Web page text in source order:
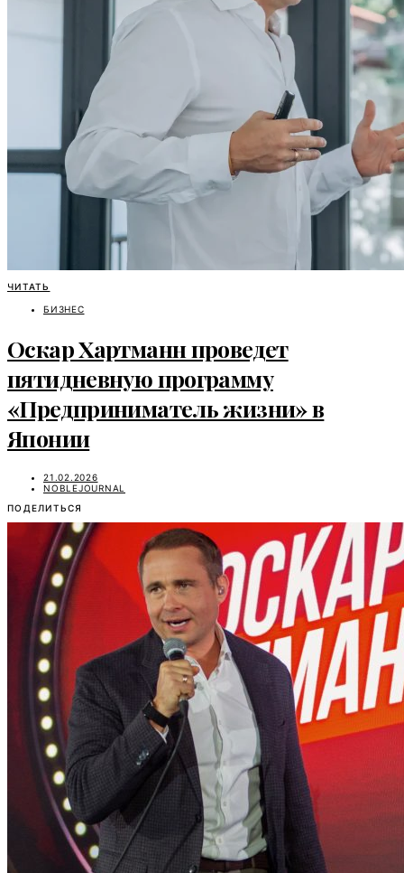
ЧИТАТЬ
БИЗНЕС
Оскар Хартманн проведет
пятидневную программу
«Предприниматель жизни» в
Японии
21.02.2026
NOBLEJOURNAL